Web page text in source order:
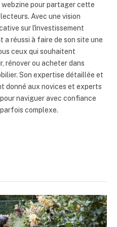
pour partager cette
Avec une vision
sur l'investissement
a réussi à faire de son site une
ceux qui souhaitent
rénover ou acheter dans
Son expertise détaillée et
donné aux novices et experts
naviguer avec confiance
complexe.